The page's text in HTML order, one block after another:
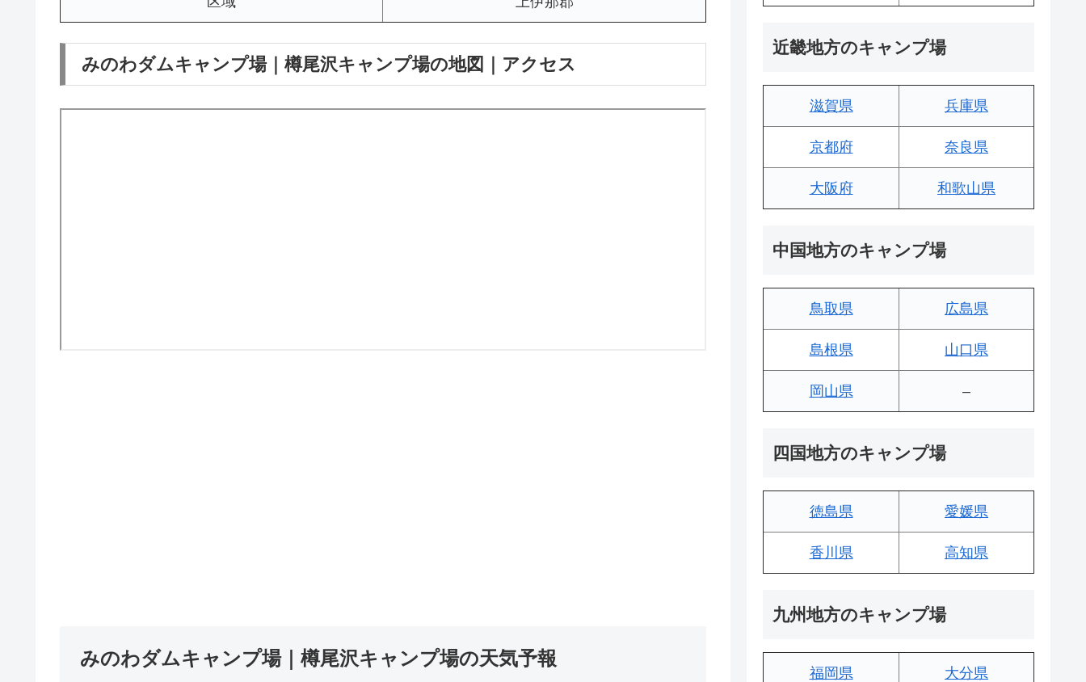
みのわダムキャンプ場｜樽尾沢キャンプ場の地図｜アクセス
みのわダムキャンプ場｜樽尾沢キャンプ場の天気予報
近畿地方のキャンプ場
滋賀県 兵庫県
京都府 奈良県
大阪府 和歌山県
中国地方のキャンプ場
鳥取県 広島県
島根県 山口県
岡山県 –
四国地方のキャンプ場
徳島県 愛媛県
香川県 高知県
九州地方のキャンプ場
福岡県 大分県